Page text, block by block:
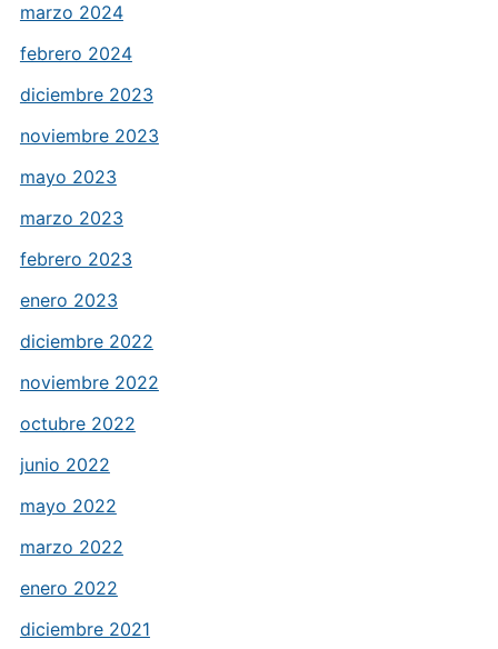
marzo 2024
febrero 2024
diciembre 2023
noviembre 2023
mayo 2023
marzo 2023
febrero 2023
enero 2023
diciembre 2022
noviembre 2022
octubre 2022
junio 2022
mayo 2022
marzo 2022
enero 2022
diciembre 2021